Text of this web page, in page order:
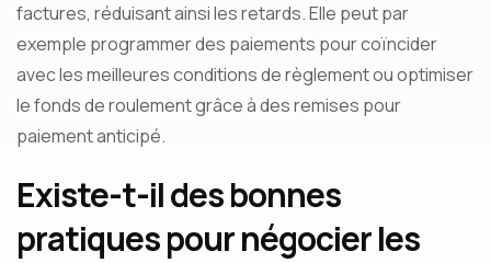
factures, réduisant ainsi les retards. Elle peut par
exemple programmer des paiements pour coïncider
avec les meilleures conditions de règlement ou optimiser
le fonds de roulement grâce à des remises pour
paiement anticipé.
Existe-t-il des bonnes
pratiques pour négocier les